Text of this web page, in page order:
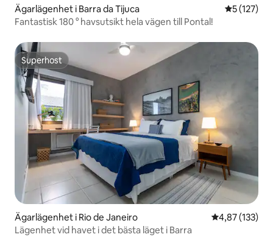
Ägarlägenhet i Barra da Tijuca 5 av 5 i
5 (127)
Fantastisk 180 ° havsutsikt hela vägen till Pontal!
Superhost
Superhost
Ägarlägenhet i Rio de Janeiro 4,87 av 5 i
4,87 (133)
Lägenhet vid havet i det bästa läget i Barra